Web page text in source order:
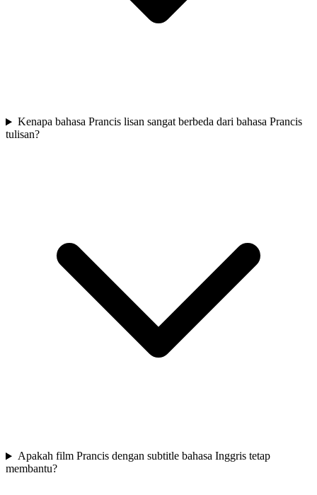
Kenapa bahasa Prancis lisan sangat berbeda dari bahasa Prancis
tulisan?
Apakah film Prancis dengan subtitle bahasa Inggris tetap
membantu?